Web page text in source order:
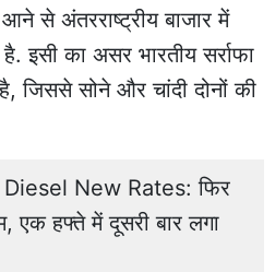
से अंतरराष्ट्रीय बाजार में
इसी का असर भारतीय सर्राफा
जिससे सोने और चांदी दोनों की
New Rates: फिर
एक हफ्ते में दूसरी बार लगा